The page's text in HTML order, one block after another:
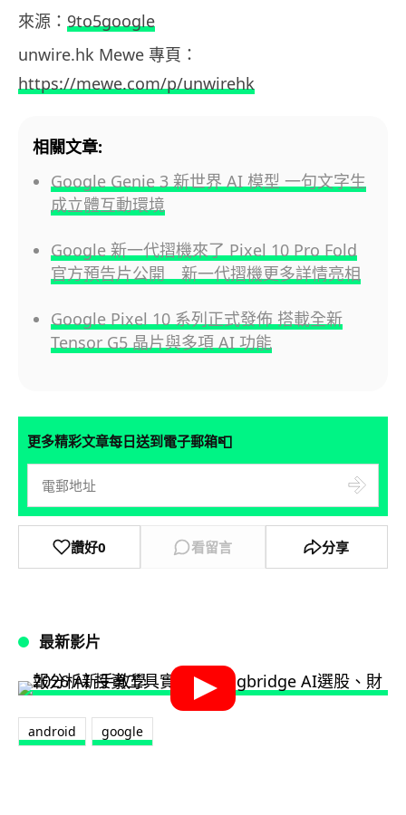
來源： 9to5google
unwire.hk Mewe 專頁：
https://mewe.com/p/unwirehk
相關文章:
Google Genie 3 新世界 AI 模型 一句文字生
成立體互動環境
Google 新一代摺機來了 Pixel 10 Pro Fold
官方預告片公開 新一代摺機更多詳情亮相
Google Pixel 10 系列正式發佈 搭載全新
Tensor G5 晶片與多項 AI 功能
更多精彩文章每日送到電子郵箱📮
讚好0 看留言 分享
最新影片
android google